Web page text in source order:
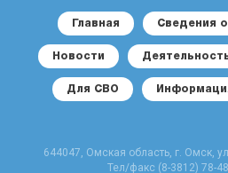
644047, Омская область, г. Омск,
Тел/факс (8-3812) 78-
E-mail:
© Все права защищены -